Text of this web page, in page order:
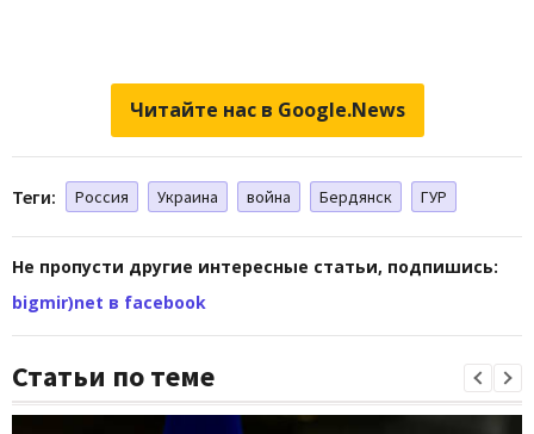
Читайте нас в Google.News
Теги: Россия Украина война Бердянск ГУР
Не пропусти другие интересные статьи, подпишись:
bigmir)net в facebook
Статьи по теме